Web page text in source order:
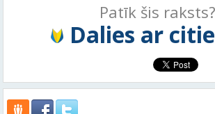
Patīk šis raksts?
Dalies ar